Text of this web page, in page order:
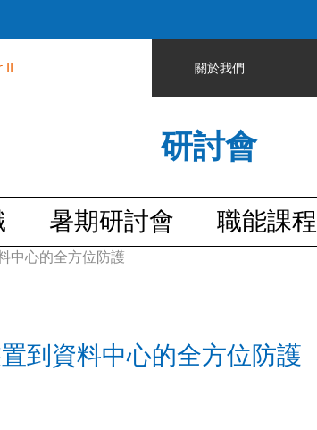
II 關於我們
研討會
暑期研討會 職能課程
中心的全方位防護
到資料中心的全方位防護